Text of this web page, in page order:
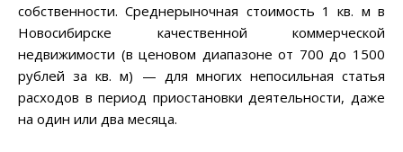
собственности. Среднерыночная стоимость 1 кв. м в
Новосибирске качественной коммерческой
недвижимости (в ценовом диапазоне от 700 до 1500
рублей за кв. м) — для многих непосильная статья
расходов в период приостановки деятельности, даже
на один или два месяца.